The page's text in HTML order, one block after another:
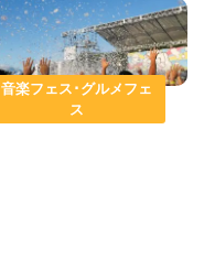
音楽フェス･グルメフェ
ス